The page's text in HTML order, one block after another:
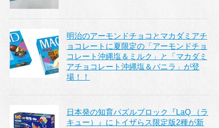
明治のアーモンドチョコとマカダミアチ
ョコレートに夏限定の「アーモンドチョ
コレート沖縄塩＆ミルク」と「マカダミ
アチョコレート沖縄塩＆バニラ」が登
場！！
日本発の知育パズルブロック『LaQ （ラ
キュー）』にトイザらス限定版2種が新